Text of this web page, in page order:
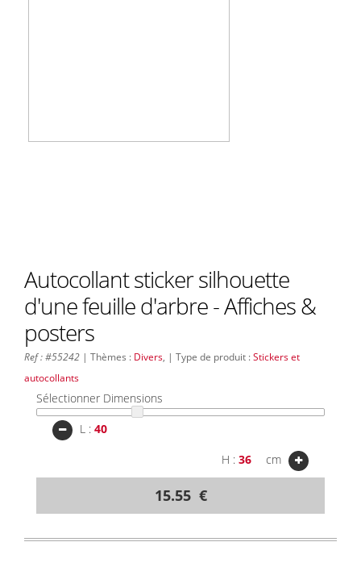
Autocollant sticker silhouette
d'une feuille d'arbre - Affiches &
posters
Ref : #55242 | Thèmes : Divers , | Type de produit :Stickers et
autocollants
Sélectionner Dimensions
L :
H :
cm
15.55 €